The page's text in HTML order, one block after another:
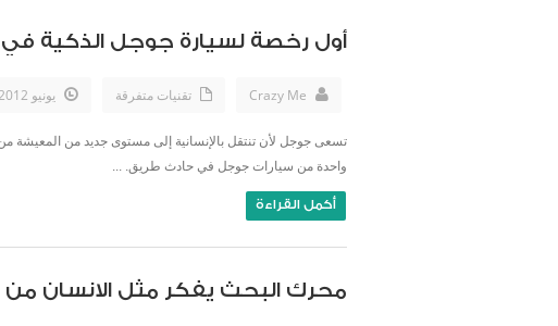
أول رخصة لسيارة جوجل الذكية في
Crazy Me تقنيات متفرقة يونيو 30th, 2012
واحدة من سيارات جوجل في حادث طريق. ...
أكمل القراءة
محرك البحث يفكر مثل الانسان